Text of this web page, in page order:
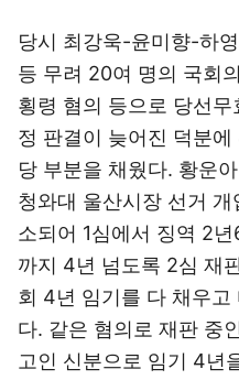
당시 최강욱-윤미향-하
등 무려 20여 명의 국회
횡령 혐의 등으로 당선
정 판결이 늦어진 덕분
당 부분을 채웠다. 황운
청와대 울산시장 선거
소되어 1심에서 징역 2
까지 4년 넘도록 2심 재
회 4년 임기를 다 채우
다. 같은 혐의로 재판 중
고인 신분으로 임기 4년